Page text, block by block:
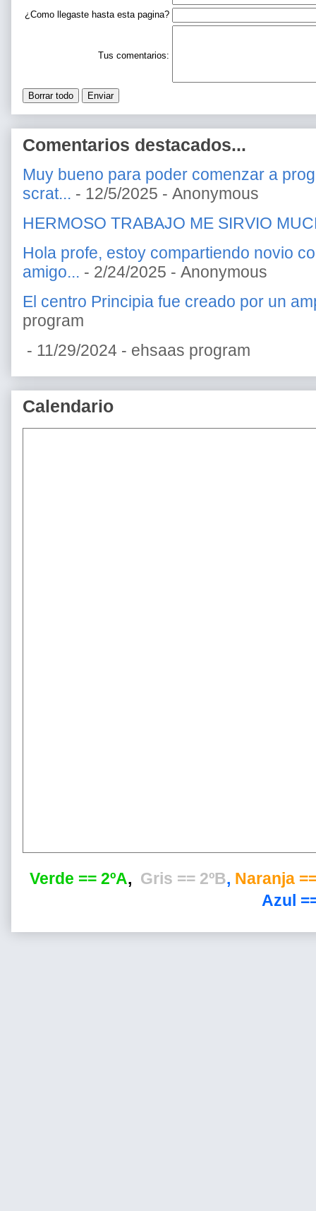
¿Como llegaste hasta esta pagina?
Tus comentarios:
Comentarios destacados...
Muy bueno para poder comenzar a
scrat... - 12/5/2025 - Anonymous
HERMOSO TRABAJO ME SIRVIO
Hola profe, estoy compartiendo novio
amigo... - 2/24/2025 - Anonymous
El centro Principia fue creado por un
program
- 11/29/2024 - ehsaas program
Calendario
Verde == 2ºA, Gris == 2ºB, Naranja
Azul